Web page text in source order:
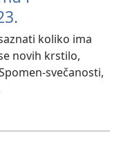
koliko ima
novih krstilo,
svečanosti,